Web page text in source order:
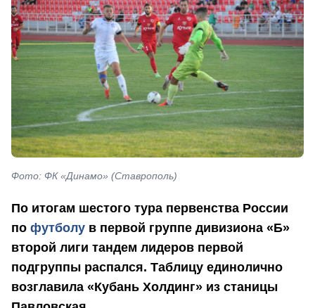
Фото: ФК «Динамо» (Ставрополь)
По итогам шестого тура первенства России
по футболу в первой группе дивизиона «Б»
второй лиги тандем лидеров первой
подгруппы распался. Таблицу единолично
возглавила «Кубань Холдинг» из станицы